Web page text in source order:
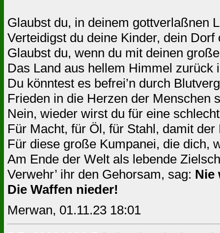
Glaubst du, in deinem gottverlaßnen
Verteidigst du deine Kinder, dein Dorf
Glaubst du, wenn du mit deinen
Das Land aus hellem Himmel zurück
Du könntest es befrei’n durch
Frieden in die Herzen der Menschen
Nein, wieder wirst du für eine
Für Macht, für Öl, für Stahl, damit
Für diese große Kumpanei, die dich,
Am Ende der Welt als lebende
Verwehr’ ihr den Gehorsam, sag: Nie
Die Waffen nieder!
Merwan, 01.11.23 18:01